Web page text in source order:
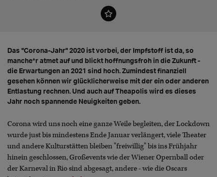
Das "Corona-Jahr" 2020 ist vorbei, der Impfstoff ist da, so
manche*r atmet auf und blickt hoffnungsfroh in die Zukunft -
die Erwartungen an 2021 sind hoch. Zumindest finanziell
gesehen können wir glücklicherweise mit der ein oder anderen
Entlastung rechnen. Und auch auf Theapolis wird es dieses
Jahr noch spannende Neuigkeiten geben.
Corona wird uns noch eine ganze Weile begleiten, der Lockdown
wurde just bis mindestens Ende Januar verlängert, viele Theater
und andere Kulturstätten bleiben "freiwillig" bis ins Frühjahr
hinein geschlossen, Großevents wie der Wiener Opernball oder
der Karneval in Rio sind abgesagt, andere - wie die Oscars